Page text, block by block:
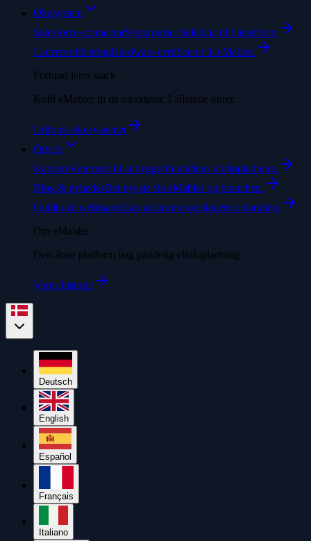
Økosystem
Salesforce-connectorSynkroniser ladedata til Salesforce.
LadercertificeringHardware certificeret til eMabler.
Forbind jeres stack
Kobl eMabler til de værktøjer, I allerede kører.
Udforsk økosystemet
Om os
KarriereVær med til at bygge fremtidens elbilopladning.
Blog & nyhederDet nyeste fra eMabler og branchen.
Guides & webinarerLær at lancere og skalere opladning.
Om eMabler
Den åbne platform bag pålidelig elbilopladning.
Vores historie
Deutsch
English
Español
Français
Italiano